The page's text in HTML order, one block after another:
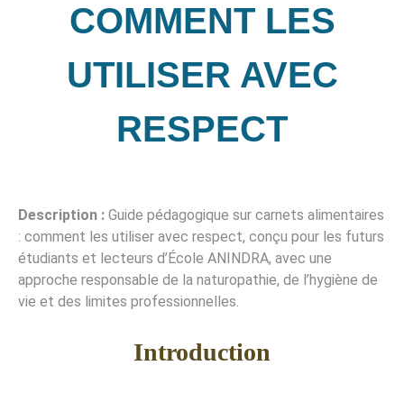
COMMENT LES
UTILISER AVEC
RESPECT
Description : Guide pédagogique sur carnets alimentaires
: comment les utiliser avec respect, conçu pour les futurs
étudiants et lecteurs d’École ANINDRA, avec une
approche responsable de la naturopathie, de l’hygiène de
vie et des limites professionnelles.
Introduction